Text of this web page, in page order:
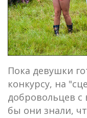
Пока девушки
конкурсу, на
добровольцев с
бы они знали,